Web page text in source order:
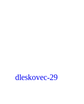
dleskovec-29